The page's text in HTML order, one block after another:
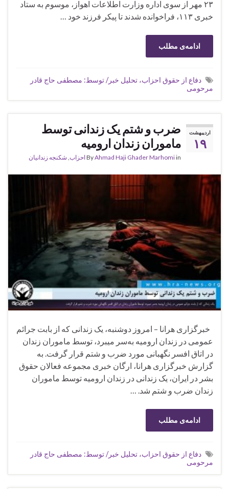
۲۳ مهر از سوی اداره وزارت اطلاعات اهواز، موسوم به ستاد
خبری ۱۱۳، فراخوانده شدند تا پیکر فرزند خود …
ادامه‌ی مطلب
دفاع از حقوق احزاب، تحلیل خبر/ توسط: مصطفی حاج قادر
مرحومی
اردیبهشت
۱۹
ضرب و شتم یک زندانی توسط
ماموران زندان ارومیه
ByAhmad Haji Ghader Marhomiin احزاب, شکنجه زندانیان
خبرگزاری هرانا – امروز دوشنبه، یک زندانی که از بابت جرائم
عمومی در زندان ارومیه به‌سر میبرد، توسط ماموران زندان
در اتاق افسر نگهبانی مورد ضرب و شتم قرار گرفت. به
گزارش خبرگزاری هرانا، ارگان خبری مجموعه فعالان حقوق
بشر در ایران، یک زندانی در زندان ارومیه توسط ماموران
زندان ضرب و شتم شد. …
ادامه‌ی مطلب
دفاع از حقوق احزاب، تحلیل خبر/ توسط: مصطفی حاج قادر
مرحومی